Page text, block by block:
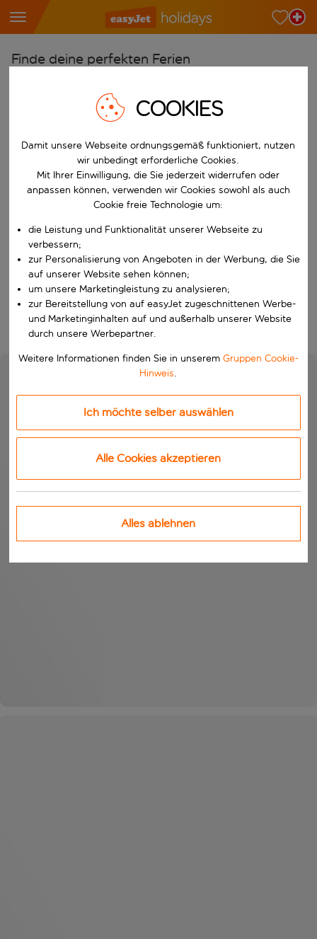
Finde deine perfekten Ferien
Wähle deine Flughäfen
Beginne mit der Eingabe für die automatische
Reiseziele finden
Nach
W&auml;hle ein Ab- und R&uuml;ckflugdatum aus.
Wähle deine Reisedaten
Wann
Wer
Suchen
COOKIES
Damit unsere Webseite ordnungsgemäß funktioniert, nutzen
wir unbedingt erforderliche Cookies.
Mit Ihrer Einwilligung, die Sie jederzeit widerrufen oder
anpassen können, verwenden wir Cookies sowohl als auch
Cookie freie Technologie um:
die Leistung und Funktionalität unserer Webseite zu
verbessern;
zur Personalisierung von Angeboten in der Werbung, die Sie
auf unserer Website sehen können;
um unsere Marketingleistung zu analysieren;
zur Bereitstellung von auf easyJet zugeschnittenen Werbe-
und Marketinginhalten auf und außerhalb unserer Website
durch unsere Werbepartner.
Weitere Informationen finden Sie in unserem Gruppen Cookie-
Hinweis.
Ich möchte selber auswählen
Alle Cookies akzeptieren
Alles ablehnen